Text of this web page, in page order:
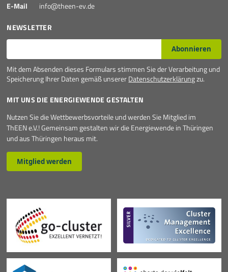
E-Mail
info@theen-ev.de
NEWSLETTER
E-Mail* Abonnieren
Mit dem Absenden dieses Formulars stimmen Sie der Verarbeitung und
Speicherung Ihrer Daten gemäß unsererDatenschutzerklärungzu.
MIT UNS DIE ENERGIEWENDE GESTALTEN
Nutzen Sie die Wettbewerbsvorteile und werden Sie Mitglied im
ThEEN e.V.! Gemeinsam gestalten wir die Energiewende in Thüringen
und aus Thüringen heraus mit.
Mitglied werden